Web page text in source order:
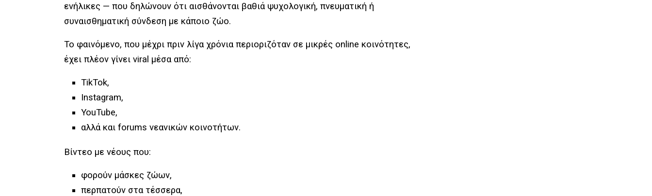
ενήλικες — που δηλώνουν ότι αισθάνονται βαθιά ψυχολογική, πνευματική ή
συναισθηματική σύνδεση με κάποιο ζώο.
Το φαινόμενο, που μέχρι πριν λίγα χρόνια περιοριζόταν σε μικρές online κοινότητες,
έχει πλέον γίνει viral μέσα από:
TikTok,
Instagram,
YouTube,
αλλά και forums νεανικών κοινοτήτων.
Βίντεο με νέους που:
φορούν μάσκες ζώων,
περπατούν στα τέσσερα,